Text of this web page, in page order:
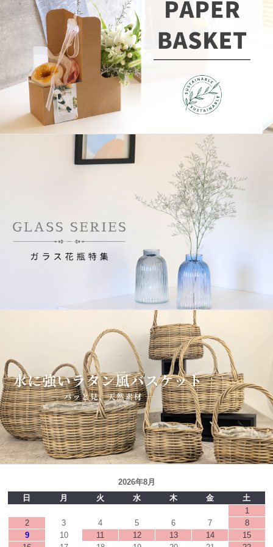
2026年8月
日
月 火 水 木 金
土
1
2
3 4 5 6 7
8
9
10 11 12 13 14
15